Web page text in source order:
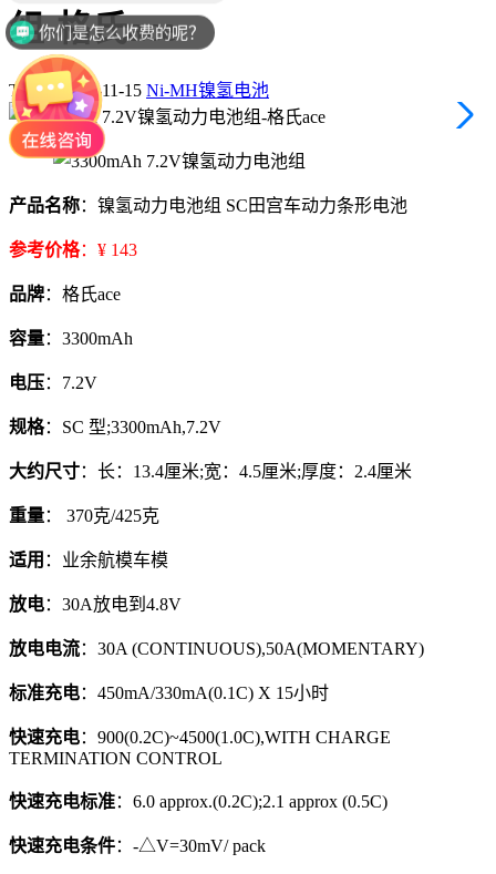
组-格氏ace
TIME: 2017-11-15 Ni-MH镍氢电池
产品名称：镍氢动力电池组 SC田宫车动力条形电池
参考价格：¥ 143
品牌：格氏ace
容量：3300mAh
电压：7.2V
规格：SC 型;3300mAh,7.2V
大约尺寸：长：13.4厘米;宽：4.5厘米;厚度：2.4厘米
重量： 370克/425克
适用 ：业余航模车模
放电：30A放电到4.8V
放电电流：30A (CONTINUOUS),50A(MOMENTARY)
标准充电：450mA/330mA(0.1C) X 15小时
快速充电：900(0.2C)~4500(1.0C),WITH CHARGE
TERMINATION CONTROL
快速充电标准：6.0 approx.(0.2C);2.1 approx (0.5C)
快速充电条件：-△V=30mV/ pack
你们是怎么收费的呢？